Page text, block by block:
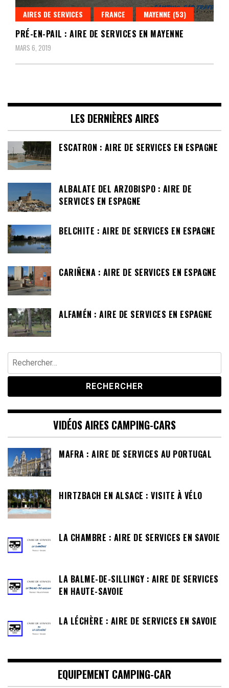
AIRES DE SERVICES FRANCE MAYENNE (53)
PRÉ-EN-PAIL : AIRE DE SERVICES EN MAYENNE
MARS 6, 2019
LES DERNIÈRES AIRES
ESCATRON : AIRE DE SERVICES EN ESPAGNE
ALBALATE DEL ARZOBISPO : AIRE DE
SERVICES EN ESPAGNE
BELCHITE : AIRE DE SERVICES EN ESPAGNE
CARIÑENA : AIRE DE SERVICES EN ESPAGNE
ALFAMÉN : AIRE DE SERVICES EN ESPAGNE
Rechercher :
VIDÉOS AIRES CAMPING-CARS
MAFRA : AIRE DE SERVICES AU PORTUGAL
HIRTZBACH EN ALSACE : VISITE À VÉLO
LA CHAMBRE : AIRE DE SERVICES EN SAVOIE
LA BALME-DE-SILLINGY : AIRE DE SERVICES
EN HAUTE-SAVOIE
LA LÉCHÈRE : AIRE DE SERVICES EN SAVOIE
EQUIPEMENT CAMPING-CAR